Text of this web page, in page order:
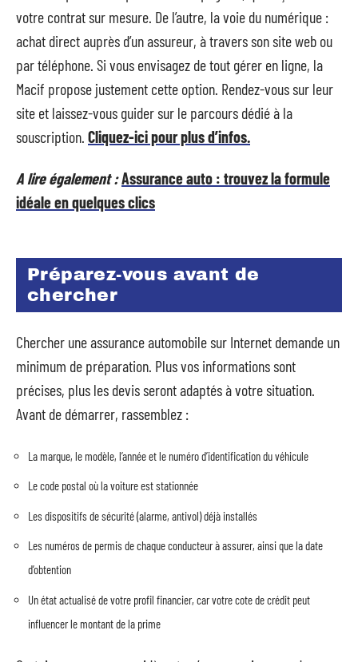
votre contrat sur mesure. De l’autre, la voie du numérique :
achat direct auprès d’un assureur, à travers son site web ou
par téléphone. Si vous envisagez de tout gérer en ligne, la
Macif propose justement cette option. Rendez-vous sur leur
site et laissez-vous guider sur le parcours dédié à la
souscription. Cliquez-ici pour plus d’infos.
A lire également :Assurance auto : trouvez la formule
idéale en quelques clics
Préparez-vous avant de
chercher
Chercher une assurance automobile sur Internet demande un
minimum de préparation. Plus vos informations sont
précises, plus les devis seront adaptés à votre situation.
Avant de démarrer, rassemblez :
La marque, le modèle, l’année et le numéro d’identification du véhicule
Le code postal où la voiture est stationnée
Les dispositifs de sécurité (alarme, antivol) déjà installés
Les numéros de permis de chaque conducteur à assurer, ainsi que la date
d’obtention
Un état actualisé de votre profil financier, car votre cote de crédit peut
influencer le montant de la prime